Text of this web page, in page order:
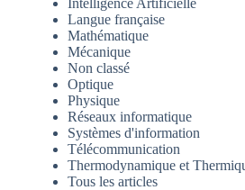
Langue française
Mathématique
Mécanique
Non classé
Optique
Physique
Réseaux informatique
Systèmes d'information
Télécommunication
Thermodynamique et
Tous les articles